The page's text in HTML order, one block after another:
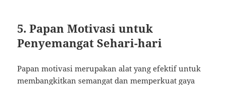
5. Papan Motivasi untuk
Penyemangat Sehari-hari
Papan motivasi merupakan alat yang efektif untuk
membangkitkan semangat dan memperkuat gaya